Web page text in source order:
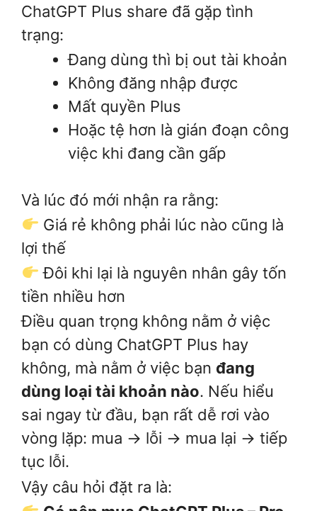
ChatGPT Plus share đã gặp tình
trạng:
Đang dùng thì bị out tài khoản
Không đăng nhập được
Mất quyền Plus
Hoặc tệ hơn là gián đoạn công
việc khi đang cần gấp
Và lúc đó mới nhận ra rằng:
Giá rẻ không phải lúc nào cũng là
lợi thế
Đôi khi lại là nguyên nhân gây tốn
tiền nhiều hơn
Điều quan trọng không nằm ở việc
bạn có dùng ChatGPT Plus hay
không, mà nằm ở việc bạn đang
dùng loại tài khoản nào. Nếu hiểu
sai ngay từ đầu, bạn rất dễ rơi vào
vòng lặp: mua → lỗi → mua lại → tiếp
tục lỗi.
Vậy câu hỏi đặt ra là: